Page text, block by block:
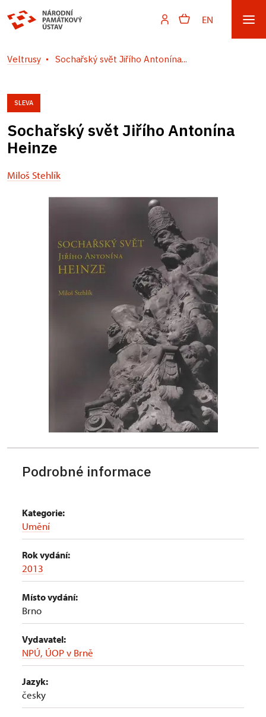
EN
Veltrusy Sochařský svět Jiřího Antonína...
SLEVA
Sochařský svět Jiřího Antonína
Heinze
Miloš Stehlík
Podrobné informace
Kategorie:
Umění
Rok vydání:
2013
Místo vydání:
Brno
Vydavatel:
NPÚ, ÚOP v Brně
Jazyk:
česky